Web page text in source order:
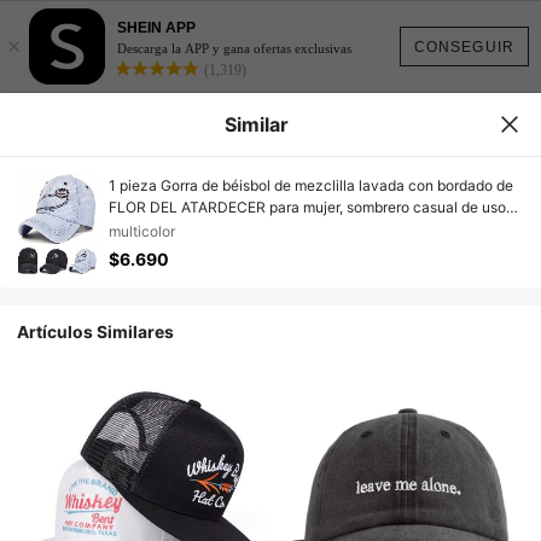
CONSEGUIR
×
SHEIN APP
Descarga la APP y gana ofertas exclusivas
(1,319)
Similar
1 pieza Gorra de béisbol de mezclilla lavada con bordado de
FLOR DEL ATARDECER para mujer, sombrero casual de uso
urbano para primavera/otoño, exterior, viajes, playa,
vacaciones, festivales
multicolor
$6.690
Artículos Similares